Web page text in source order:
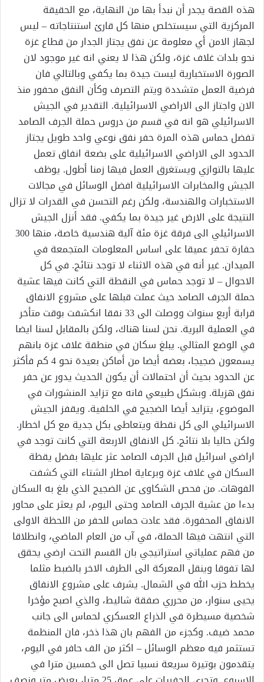
هذه القصة يجدر أن نبدأ بها من النهاية، مع الحقيقة
المركزية التي سيستخلص منها كل قارئ استنتاجاته – ليس
لجهاز الامن أي معلومة عن نفق يجتاز الجدار من قطاع غزة
نحو بلدات غلاف غزة، ولكن هذا لا يعني انه غير موجود لان
الصورة الاستخبارية ليست جيدة بما يكفي وبالتالي فان
فرضية العمل متشددة ويتم التصرف وكأن النفق محفور منذ
الان واجتاز الى الاراضي الاسرائيلية. التقدير في الجيش
الاسرائيلي هو انه في قسم من دروس حملة الجرف الصامد
تفضل حماس هذه المرة حفر نفق نوعي واحد طويل يجتاز
الحدود الى الاراضي الاسرائيلية على بضعة انفاق تعمل
عليها بالتوازي ويستغرق العمل فيها زمنا أطول. يوظف
الجيش والمخابرات الاسرائيلية افضل الوسائل في مجالات
الاستخبارات والهندسة، ولكن رغم التحسن في القدرات لا تزال
النتيجة على الارض غير جيدة بما يكفي. فقد أنزل الجيش
الاسرائيلي الى فرقة غزة مئة آلية هندسية خاصة، منها 300
حفارة تحفر عميقا على اساس المعلومات المتجمعة في
الميدان. غير أنه في هذه الاثناء لا توجد نتائج. في كل
الاحوال – لا توجد حماس في النقطة التي كانت فيها عشية
حملة الجرف الصامد حيث عملت قبلها على مشروع الانفاق
قرابة أربع سنوات ووصلت الى 33 نفقا انكشفت بوقت متأخر
في العملية البرية. نحن لسنا هناك، ولكن بالمقابل لسنا ايضا
في الوضع المثالي. يبلغ سكان في منطقة غلاف غزة بانهم
يسمعون ضجيجا، بعضه أيضا من أماكن بعيدة نحو 4 كم فأكثر
عن الحدود بحيث أن احتمالات أن يكون الحديث يدور عن حفر
نفق هزيلة. وبشكل طبيعي فانه مع تزايد المنشورات في
الموضوع، يتزايد أيضا الضجيج في الخلفية. ويقفز الجيش
الاسرائيلي الى كل نقطة ويتعاطى بكل جدية مع كل اخطار.
ولكن حاليا بلا نتائج. كل الانفاق الاربعة التي كانت توجد في
اراضي اسرائيل قبل الجرف الصامد عثر عليها بفضل يقظة
السكان في غلاف غزة وبرعاية امطار الشتاء التي كشفت
الفوهات. من فحص الشكاوى عن الضجيج الذي بلغ به السكان
بدءا من عشية الجرف الصامد وحتى اليوم، لم يعثر على محاور
الانفاق المحفورة. فقد عادت حماس للحفر من اللحظة الاولى
التي انتهت فيها الحملة، في آب من العام الماضي، وانطلاقا
من فهم عملياتي استراتيجي بان القسم التحت ارضي يحقق
لها تفوقا وينقل المعركة الى الطرف الاخر بالضبط مثلما
يخطط حزب الله في الشمال. يشرف على مشروع الانفاق
يحيى سنوار، من محرري صفقة شاليط، والذي اصبح مؤخرا
شخصية مسيطرة في الذراع العسكري لحماس الى جانب
محمد ضيف. وكجزء من الفهم بان هذا ذخر، فان المنظمة
تستثمر فيه معظم الوسائل – اكثر من الف حافر في اليوم،
يتقدمون بوتيرة سريعة نسبيا تصل الى خمسين مترا في